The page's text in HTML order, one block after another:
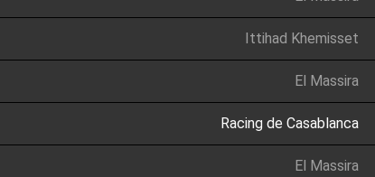
Ittihad Khemisset
El Massira
Racing de Casablanca
El Massira